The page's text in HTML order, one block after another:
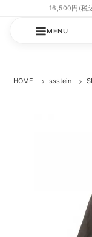
MENU
HOME ssstein